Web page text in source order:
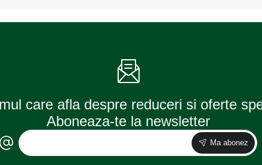
ALCA
care afla despre reduceri si oferte
Aboneaza-te la newsletter
Ma abonez